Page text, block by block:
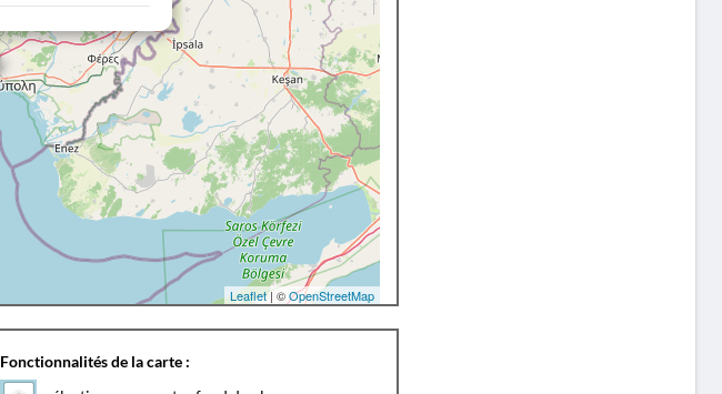
Leaflet| ©OpenStreetMap
Fonctionnalités de la carte :